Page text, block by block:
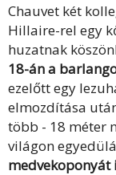
Chauvet két
Hillaire-rel egy
huzatnak
18-án a
ezelőtt egy
elmozdítása
több - 18 méter
világon
medvekoponyát